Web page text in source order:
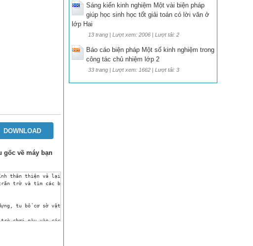
DOWNLOAD
gốc về máy bạn
Vì thế, giúp các em hiểu và quay về nguồn với các trò chơi dân gian là một việc làm cần thiết”.
 Là một giáo viên tổng phụ trách Đội được nhà trường giao cho phụ trách tổ chức các trò chơi dân gian cho học sinh, tôi luôn trăn trở và tìm các biện pháp để tổ chức các trò chơi dân gian một cách có hiệu quả nhất. Sau đây tôi xin trình bầy sáng kiến kinh nghiệm của mình với đề tài: “Một số kinh nghiệm trong việc tổ chức các trò chơi dân gian cho học sinh Tiểu học” 
II. Thực trạng của vấn đề tổ chức trò chơi dân gian cho học sinh ở trường tiểu học thống nhất
1. Thực trạng về tình hình cơ sở vật chất ở trường Tiểu học Thống Nhất:
 Trường Tiểu học Thống
Sáng kiến kinh nghiệm Một vài biện pháp
giúp học sinh học tốt giải toán có lời văn ở
lớp Hai
13 trang | Lượt xem: 2006 | Lượt tải: 2
Báo cáo biện pháp Một số kinh nghiệm trong
công tác chủ nhiệm lớp 2
33 trang | Lượt xem: 1662 | Lượt tải: 3